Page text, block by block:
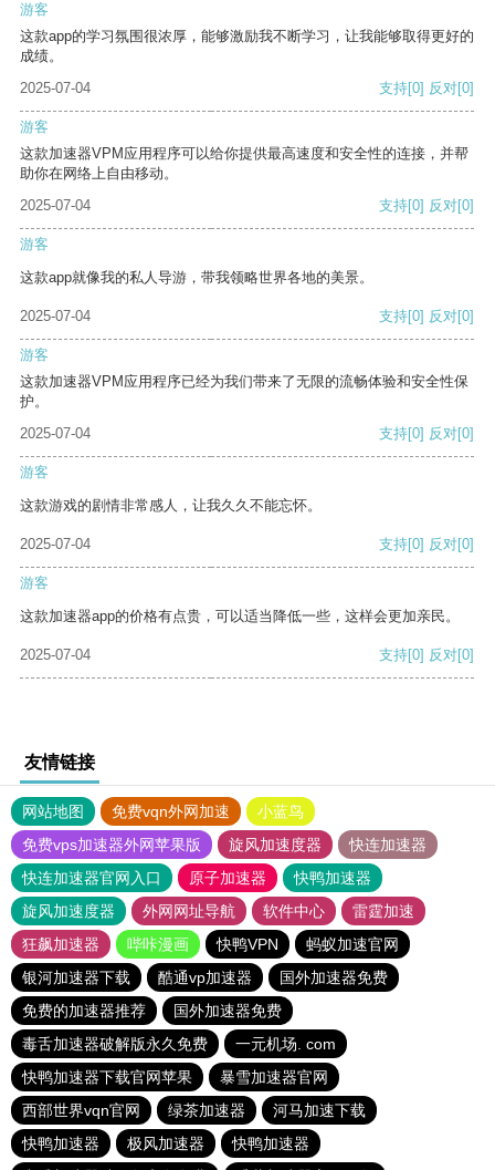
游客
这款app的学习氛围很浓厚，能够激励我不断学习，让我能够取得更好的
成绩。
2025-07-04
支持[0] 反对[0]
游客
这款加速器VPM应用程序可以给你提供最高速度和安全性的连接，并帮
助你在网络上自由移动。
2025-07-04
支持[0] 反对[0]
游客
这款app就像我的私人导游，带我领略世界各地的美景。
2025-07-04 支持[0] 反对[0]
游客
这款加速器VPM应用程序已经为我们带来了无限的流畅体验和安全性保
护。
2025-07-04
支持[0] 反对[0]
游客
这款游戏的剧情非常感人，让我久久不能忘怀。
2025-07-04 支持[0] 反对[0]
游客
这款加速器app的价格有点贵，可以适当降低一些，这样会更加亲民。
2025-07-04 支持[0] 反对[0]
友情链接
网站地图 免费vqn外网加速
小蓝鸟
免费vps加速器外网苹果版
旋风加速度器
快连加速器
快连加速器官网入口
原子加速器
快鸭加速器
旋风加速度器
外网网址导航 软件中心
雷霆加速
狂飙加速器
哔咔漫画 快鸭VPN
蚂蚁加速官网
银河加速器下载
酷通vp加速器
国外加速器免费
免费的加速器推荐
国外加速器免费
毒舌加速器破解版永久免费
一元机场. com
快鸭加速器下载官网苹果
暴雪加速器官网
西部世界vqn官网
绿茶加速器
河马加速下载
快鸭加速器
极风加速器
快鸭加速器